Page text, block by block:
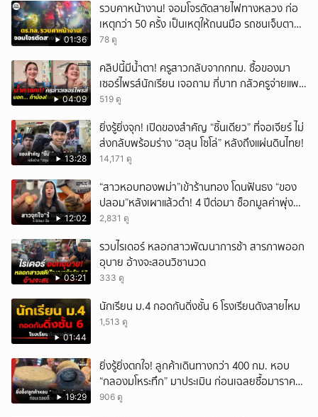
01:36
รวบคาหน้างาน! จอมโจรตัดสายไฟทางหลวง ก่อ
เหตุกว่า 50 ครั้ง เป็นเหตุให้ถนนมือ รถชนเจ็บตาย
หลายสิบราย เสียหายราว 10 ล้าน
78 ดู
04:09
คลิปนี้มีน้ำตา! ครูสาวกลับจากกทม. ซื้อของมา
เซอร์ไพรส์นักเรียน เจอถาม กี่บาท กลัวครูจ่ายแพง
w
519 ดู
13:28
ยิ่งรู้ยิ่งจุก! เปิดของสำคัญ “ชิ้นเดียว” ที่จอเจียร์ ไม่
ส่งกลับพร้อมร่าง “ฮลุน โซโล่” หลังถึงแผ่นดินไทย!
14,171 ดู
12:02
“สาวหอบทองพม่า”เข้าร้านทอง โดนฟันธง “ของ
ปลอม”หลังเผาแล้วดำ! 4 ปีต่อมา ช็อกมูลค่าพุ่ง
มหาศาล!
2,831 ดู
03:21
รวบไรเดอร์ หลอกสาวพัฒนาการช้า สารภาพออก
อุบาย อ้างจะสอนวิชานวด
333 ดู
01:44
นักเรียน ม.4 กอดกันดิ่งชั้น 6 โรงเรียนดังสายไหม
1,513 ดู
19:29
ยิ่งรู้ยิ่งตกใจ! ลูกค้าเดินทางกว่า 400 กม. หอบ
“กลองมโหระทึก” มาประเมิน ก่อนเฉลยซื้อมาราคา
เท่าไหร่?
906 ดู